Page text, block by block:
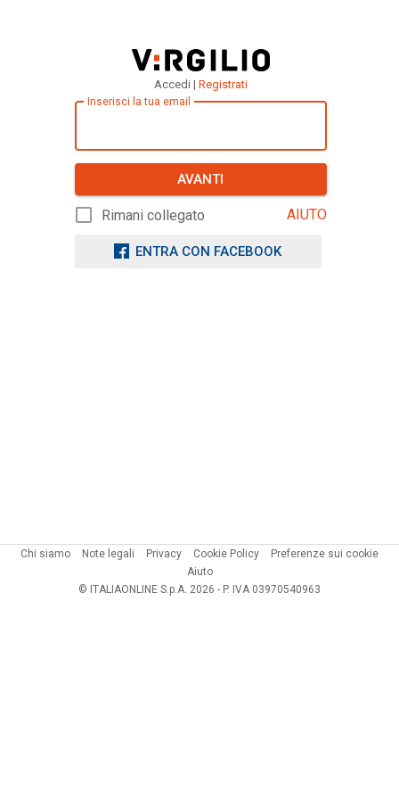
Accedi | Registrati
Inserisci la tua email
AVANTI
Rimani collegato AIUTO
ENTRA CON FACEBOOK
Chi siamo Note legali Privacy Cookie Policy
Preferenze sui cookie
Aiuto
© ITALIAONLINE S.p.A. 2026 - P. IVA 03970540963